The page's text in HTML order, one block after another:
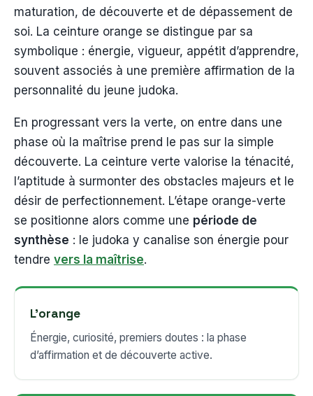
maturation, de découverte et de dépassement de
soi. La ceinture orange se distingue par sa
symbolique : énergie, vigueur, appétit d’apprendre,
souvent associés à une première affirmation de la
personnalité du jeune judoka.
En progressant vers la verte, on entre dans une
phase où la maîtrise prend le pas sur la simple
découverte. La ceinture verte valorise la ténacité,
l’aptitude à surmonter des obstacles majeurs et le
désir de perfectionnement. L’étape orange-verte
se positionne alors comme une période de
synthèse : le judoka y canalise son énergie pour
tendre vers la maîtrise.
L’orange
Énergie, curiosité, premiers doutes : la phase
d’affirmation et de découverte active.